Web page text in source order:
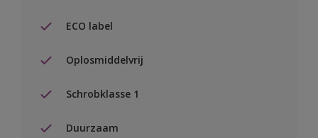
ECO label
Oplosmiddelvrij
Schrobklasse 1
Duurzaam